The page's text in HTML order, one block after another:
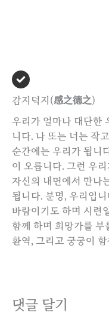
감지덕지(感之德之)
우리가 얼마나 대단한
니다. 나 또는 너는 작
순간에는 우리가 됩니
이 오릅니다. 그런 우
자신의 내면에서 만나
됩니다. 분명, 우리입
바람이기도 하며 시련
함께 하며 희망가를
환역, 그리고 궁궁이
댓글 달기